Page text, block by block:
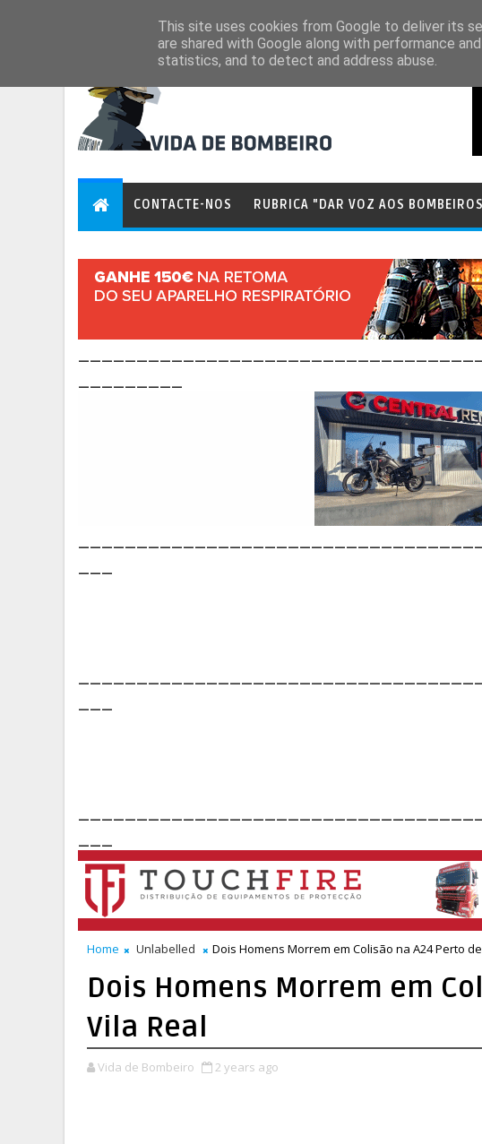
CONTACTE-NOS RUBRICA "DAR VOZ AOS
Home Unlabelled Dois Homens Morrem em Colisão na A24 Perto
Dois Homens Morrem em
Vila Real
Vida de Bombeiro 2 years ago
This site uses cookies from Google to deliver its
are shared with Google along with performance
statistics, and to detect and address abuse.